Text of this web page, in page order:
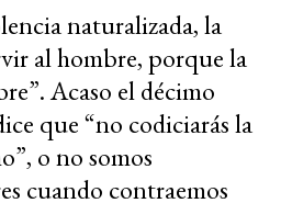
naturalizada, la
al hombre, porque la
Acaso el décimo
que “no codiciarás la
o no somos
cuando contraemos